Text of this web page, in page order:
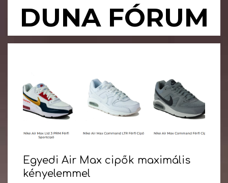
DUNA FÓRUM
Primary
Egyedi Air Max cipők maximális
kényelemmel